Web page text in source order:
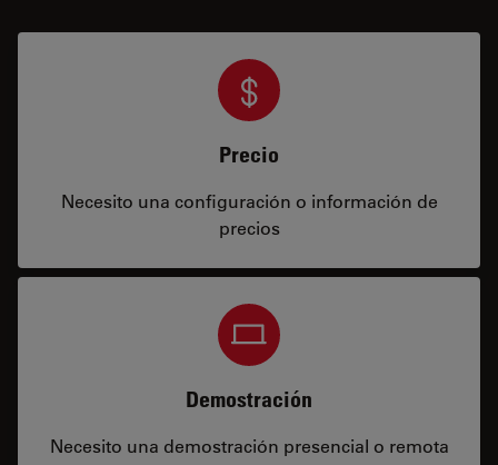
Precio
Necesito una configuración o información de
precios
Demostración
Necesito una demostración presencial o remota